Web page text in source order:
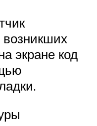
возникших
экране код